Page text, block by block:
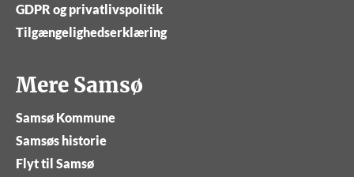
GDPR og privatlivspolitik
Tilgængelighedserklæring
Mere Samsø
Samsø Kommune
Samsøs historie
Flyt til Samsø